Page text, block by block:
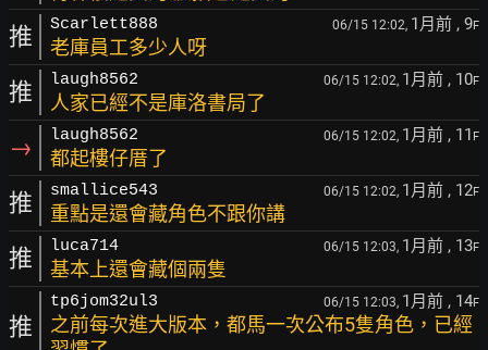
推 Scarlett888 06/15 12:02, 1月前 , 9F
老庫員工多少人呀
推 laugh8562 06/15 12:02, 1月前 , 10F
人家已經不是庫洛書局了
→ laugh8562 06/15 12:02, 1月前 , 11 F
都起樓仔厝了
推 smallice543 06/15 12:02, 1月前 , 12F
重點是還會藏角色不跟你講
推 luca714 06/15 12:03, 1月前 , 13F
基本上還會藏個兩隻
推
tp6jom32ul3 06/15 12:03, 1月前 , 14F
之前每次進大版本，都馬一次公布5隻角色，已經